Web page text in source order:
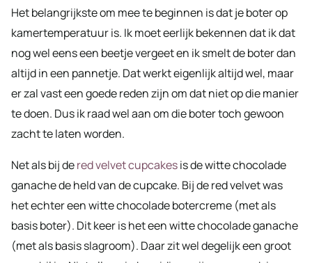
Het belangrijkste om mee te beginnen is dat je boter op
kamertemperatuur is. Ik moet eerlijk bekennen dat ik dat
nog wel eens een beetje vergeet en ik smelt de boter dan
altijd in een pannetje. Dat werkt eigenlijk altijd wel, maar
er zal vast een goede reden zijn om dat niet op die manier
te doen. Dus ik raad wel aan om die boter toch gewoon
zacht te laten worden.
Net als bij dered velvet cupcakesis de witte chocolade
ganache de held van de cupcake. Bij de red velvet was
het echter een witte chocolade botercreme (met als
basis boter). Dit keer is het een witte chocolade ganache
(met als basis slagroom). Daar zit wel degelijk een groot